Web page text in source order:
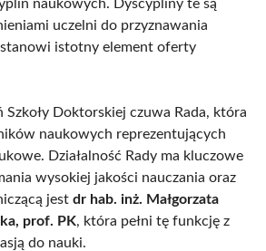
naukowych. Dyscypliny te są
uczelni do przyznawania
istotny element oferty
Szkoły Doktorskiej czuwa Rada, która
naukowych reprezentujących
Działalność Rady ma kluczowe
wysokiej jakości nauczania oraz
jest dr hab. inż. Małgorzata
prof. PK, która pełni tę funkcję z
do nauki.